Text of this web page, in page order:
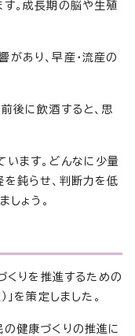
。成長期の脳や生殖
あり、早産・流産の
後に飲酒すると、思
ます。どんなに少量
鈍らせ、判断力を低
しょう。
りを推進するための
を策定しました。
健康づくりの推進に